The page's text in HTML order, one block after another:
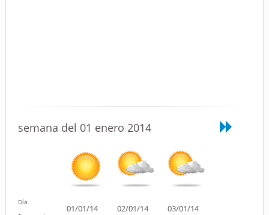
semana del 01 enero 2014
Día
01/01/14 02/01/14 03/01/14